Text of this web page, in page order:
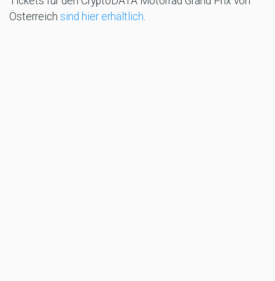
Österreich sind hier erhältlich.